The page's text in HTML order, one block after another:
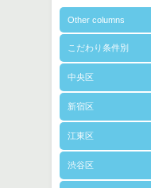
Other columns
こだわり条件別
中央区
新宿区
江東区
渋谷区